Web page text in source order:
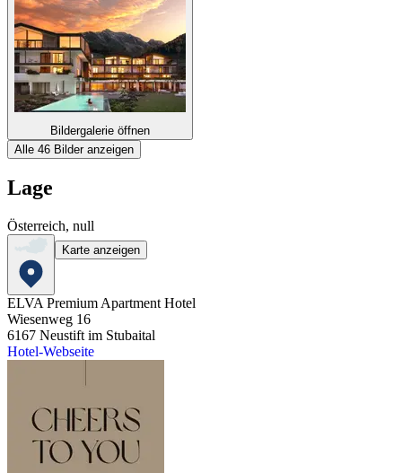
Bildergalerie öffnen
Alle 46 Bilder anzeigen
Lage
Österreich, null
Karte anzeigen
ELVA Premium Apartment Hotel
Wiesenweg 16
6167 Neustift im Stubaital
Hotel-Webseite